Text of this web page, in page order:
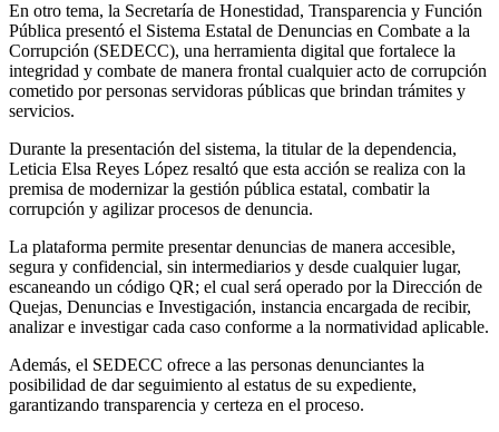
En otro tema, la Secretaría de Honestidad, Transparencia y Función
Pública presentó el Sistema Estatal de Denuncias en Combate a la
Corrupción (SEDECC), una herramienta digital que fortalece la
integridad y combate de manera frontal cualquier acto de corrupción
cometido por personas servidoras públicas que brindan trámites y
servicios.
Durante la presentación del sistema, la titular de la dependencia,
Leticia Elsa Reyes López resaltó que esta acción se realiza con la
premisa de modernizar la gestión pública estatal, combatir la
corrupción y agilizar procesos de denuncia.
La plataforma permite presentar denuncias de manera accesible,
segura y confidencial, sin intermediarios y desde cualquier lugar,
escaneando un código QR; el cual será operado por la Dirección de
Quejas, Denuncias e Investigación, instancia encargada de recibir,
analizar e investigar cada caso conforme a la normatividad aplicable.
Además, el SEDECC ofrece a las personas denunciantes la
posibilidad de dar seguimiento al estatus de su expediente,
garantizando transparencia y certeza en el proceso.